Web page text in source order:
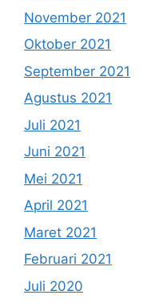
November 2021
Oktober 2021
September 2021
Agustus 2021
Juli 2021
Juni 2021
Mei 2021
April 2021
Maret 2021
Februari 2021
Juli 2020